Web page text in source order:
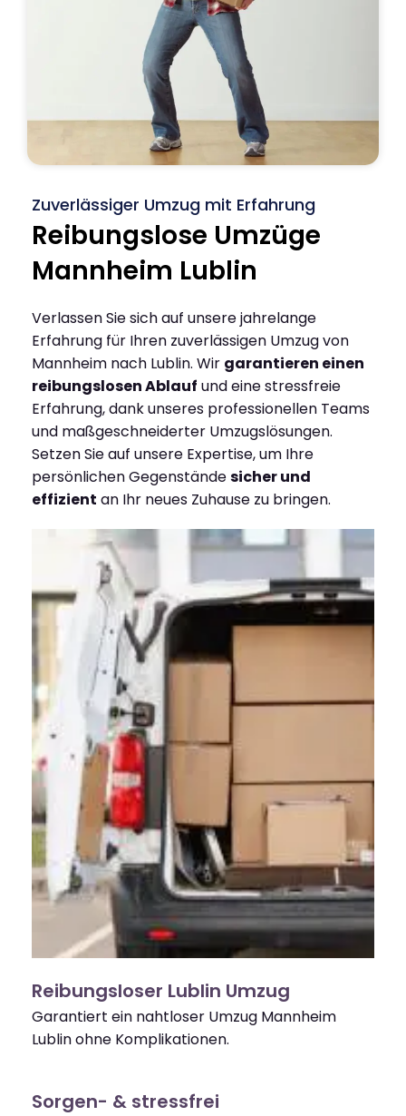
Zuverlässiger Umzug mit Erfahrung
Reibungslose Umzüge
Mannheim Lublin
Verlassen Sie sich auf unsere jahrelange
Erfahrung für Ihren zuverlässigen Umzug von
Mannheim nach Lublin. Wir garantieren einen
reibungslosen Ablauf und eine stressfreie
Erfahrung, dank unseres professionellen Teams
und maßgeschneiderter Umzugslösungen.
Setzen Sie auf unsere Expertise, um Ihre
persönlichen Gegenständesicher und
effizient an Ihr neues Zuhause zu bringen.
Reibungsloser Lublin Umzug
Garantiert ein nahtloser Umzug Mannheim
Lublin ohne Komplikationen.
Sorgen- & stressfrei